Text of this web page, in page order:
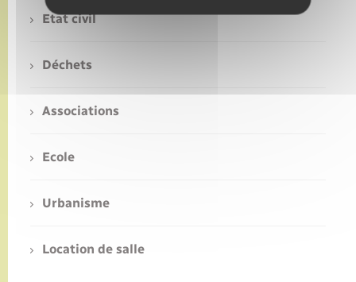
Etat civil
Déchets
Associations
Ecole
Urbanisme
Location de salle